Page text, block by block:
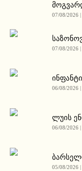
07/08/2026 |
07/08/2026 |
06/08/2026
ლუის
06/08/2026 |
05/08/2026 |